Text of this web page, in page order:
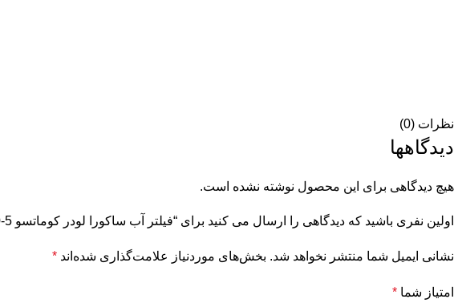
نظرات (0)
دیدگاهها
هیچ دیدگاهی برای این محصول نوشته نشده است.
اولین نفری باشید که دیدگاهی را ارسال می کنید برای “فیلتر آب ساکورا لودر کوماتسو WA470-5”
نشانی ایمیل شما منتشر نخواهد شد. بخش‌های موردنیاز علامت‌گذاری شده‌اند *
امتیاز شما *